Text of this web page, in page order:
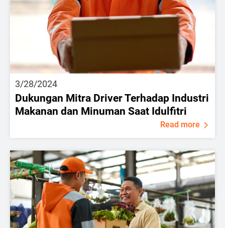
3/28/2024
Dukungan Mitra Driver Terhadap Industri
Makanan dan Minuman Saat Idulfitri
Read more